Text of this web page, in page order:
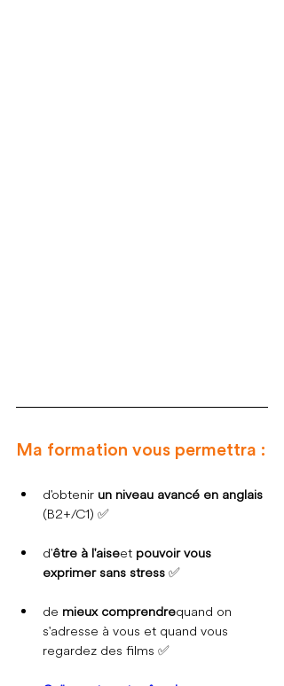
Ma formation vous permettra :
d'obtenir un niveau avancé en anglais
(B2+/C1) ✅
d'être à l'aise et pouvoir vous
exprimer sans stress ✅
de mieux comprendre quand on
s'adresse à vous et quand vous
regardez des films ✅